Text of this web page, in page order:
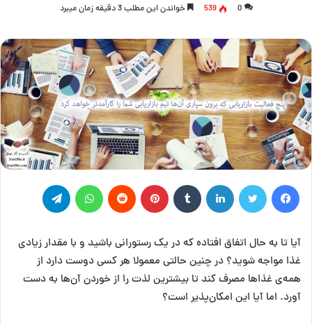
0
539 خواندن این مطلب 3 دقیقه زمان میبرد
فیس بوک توییتر لینکدین ‫تامبلر ‫پین‌ترست ‫رددیت
آیا تا به حال اتفاق افتاده که در یک رستورانی باشید و با مقدار زیادی
غذا مواجه شوید؟ در چنین حالتی معمولا هر کسی دوست دارد از
همه‌ی غذاها مصرف کند تا بیشترین لذت را از خوردن آن‌ها به دست
آورد. اما آیا این امکان‌پذیر است؟